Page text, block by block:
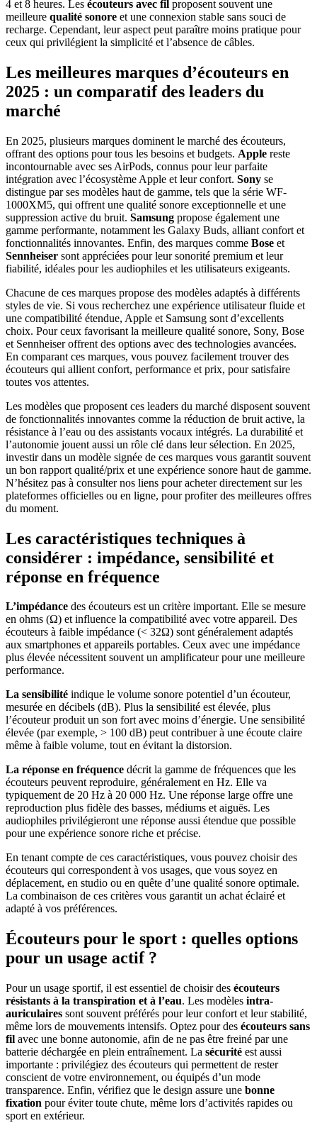
4 et 8 heures. Les écouteurs avec fil proposent souvent une
meilleure qualité sonore et une connexion stable sans souci de
recharge. Cependant, leur aspect peut paraître moins pratique pour
ceux qui privilégient la simplicité et l’absence de câbles.
Les meilleures marques d’écouteurs en
2025 : un comparatif des leaders du
marché
En 2025, plusieurs marques dominent le marché des écouteurs,
offrant des options pour tous les besoins et budgets. Apple reste
incontournable avec ses AirPods, connus pour leur parfaite
intégration avec l’écosystème Apple et leur confort. Sony se
distingue par ses modèles haut de gamme, tels que la série WF-
1000XM5, qui offrent une qualité sonore exceptionnelle et une
suppression active du bruit. Samsung propose également une
gamme performante, notamment les Galaxy Buds, alliant confort et
fonctionnalités innovantes. Enfin, des marques comme Bose et
Sennheiser sont appréciées pour leur sonorité premium et leur
fiabilité, idéales pour les audiophiles et les utilisateurs exigeants.
Chacune de ces marques propose des modèles adaptés à différents
styles de vie. Si vous recherchez une expérience utilisateur fluide et
une compatibilité étendue, Apple et Samsung sont d’excellents
choix. Pour ceux favorisant la meilleure qualité sonore, Sony, Bose
et Sennheiser offrent des options avec des technologies avancées.
En comparant ces marques, vous pouvez facilement trouver des
écouteurs qui allient confort, performance et prix, pour satisfaire
toutes vos attentes.
Les modèles que proposent ces leaders du marché disposent souvent
de fonctionnalités innovantes comme la réduction de bruit active, la
résistance à l’eau ou des assistants vocaux intégrés. La durabilité et
l’autonomie jouent aussi un rôle clé dans leur sélection. En 2025,
investir dans un modèle signée de ces marques vous garantit souvent
un bon rapport qualité/prix et une expérience sonore haut de gamme.
N’hésitez pas à consulter nos liens pour acheter directement sur les
plateformes officielles ou en ligne, pour profiter des meilleures offres
du moment.
Les caractéristiques techniques à
considérer : impédance, sensibilité et
réponse en fréquence
L’impédance des écouteurs est un critère important. Elle se mesure
en ohms (Ω) et influence la compatibilité avec votre appareil. Des
écouteurs à faible impédance (< 32Ω) sont généralement adaptés
aux smartphones et appareils portables. Ceux avec une impédance
plus élevée nécessitent souvent un amplificateur pour une meilleure
performance.
La sensibilité indique le volume sonore potentiel d’un écouteur,
mesurée en décibels (dB). Plus la sensibilité est élevée, plus
l’écouteur produit un son fort avec moins d’énergie. Une sensibilité
élevée (par exemple, > 100 dB) peut contribuer à une écoute claire
même à faible volume, tout en évitant la distorsion.
La réponse en fréquence décrit la gamme de fréquences que les
écouteurs peuvent reproduire, généralement en Hz. Elle va
typiquement de 20 Hz à 20 000 Hz. Une réponse large offre une
reproduction plus fidèle des basses, médiums et aiguës. Les
audiophiles privilégieront une réponse aussi étendue que possible
pour une expérience sonore riche et précise.
En tenant compte de ces caractéristiques, vous pouvez choisir des
écouteurs qui correspondent à vos usages, que vous soyez en
déplacement, en studio ou en quête d’une qualité sonore optimale.
La combinaison de ces critères vous garantit un achat éclairé et
adapté à vos préférences.
Écouteurs pour le sport : quelles options
pour un usage actif ?
Pour un usage sportif, il est essentiel de choisir des écouteurs
résistants à la transpiration et à l’eau. Les modèles intra-
auriculaires sont souvent préférés pour leur confort et leur stabilité,
même lors de mouvements intensifs. Optez pour des écouteurs sans
fil avec une bonne autonomie, afin de ne pas être freiné par une
batterie déchargée en plein entraînement. La sécurité est aussi
importante : privilégiez des écouteurs qui permettent de rester
conscient de votre environnement, ou équipés d’un mode
transparence. Enfin, vérifiez que le design assure une bonne
fixation pour éviter toute chute, même lors d’activités rapides ou
sport en extérieur.